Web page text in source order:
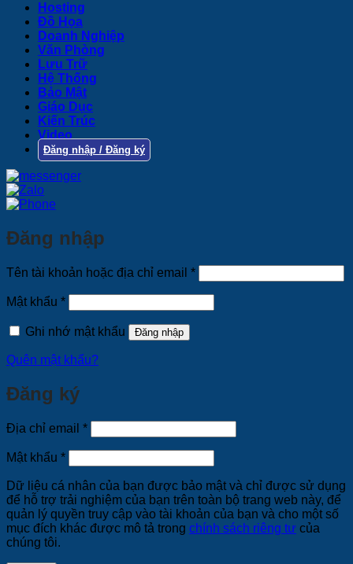
Hosting
Đồ Họa
Doanh Nghiệp
Văn Phòng
Lưu Trữ
Hệ Thống
Bảo Mật
Giáo Dục
Kiến Trúc
Video
Đăng nhập / Đăng ký
Đăng nhập
Tên tài khoản hoặc địa chỉ email *Bắt
buộc
Mật khẩu *Bắt
buộc
Ghi nhớ mật khẩu
Đăng nhập
Quên mật khẩu?
Đăng ký
Địa chỉ email *Bắt
buộc
Mật khẩu *Bắt
buộc
Dữ liệu cá nhân của bạn được bảo mật và chỉ được sử dụng
để hỗ trợ trải nghiệm của bạn trên toàn bộ trang web này, để
quản lý quyền truy cập vào tài khoản của bạn và cho một số
mục đích khác được mô tả trong chính sách riêng tư của
chúng tôi.